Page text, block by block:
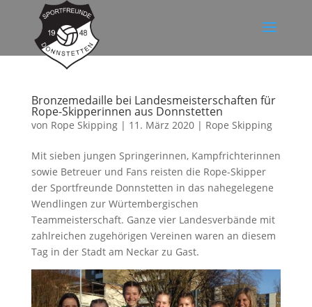
Bronzemedaille bei Landesmeisterschaften für
Rope-Skipperinnen aus Donnstetten
von Rope Skipping| 11. März 2020| Rope Skipping
Mit sieben jungen Springerinnen, Kampfrichterinnen
sowie Betreuer und Fans reisten die Rope-Skipper
der Sportfreunde Donnstetten in das nahegelegene
Wendlingen zur Würtembergischen
Teammeisterschaft. Ganze vier Landesverbände mit
zahlreichen zugehörigen Vereinen waren an diesem
Tag in der Stadt am Neckar zu Gast.